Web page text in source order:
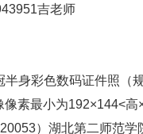
吉老师
身彩色数码证件照（
素最小为192×144<
）湖北第二师范学